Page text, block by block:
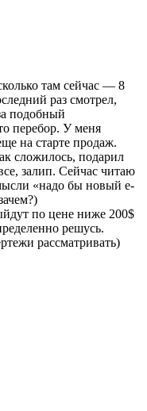
там сейчас — 8
раз смотрел,
подобный
перебор. У меня
на старте продаж.
сложилось, подарил
залип. Сейчас читаю
«надо бы новый е-
по цене ниже 200$
решусь.
рассматривать)